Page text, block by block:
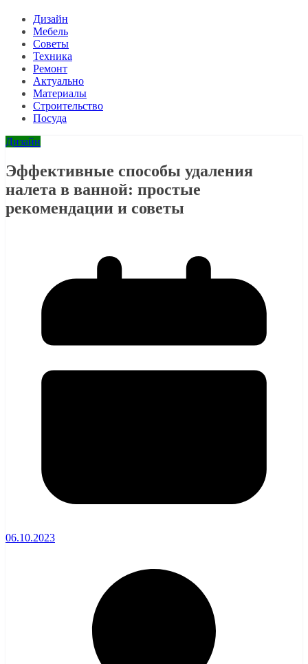
Дизайн
Мебель
Советы
Техника
Ремонт
Актуально
Материалы
Строительство
Посуда
Дизайн
Эффективные способы удаления
налета в ванной: простые
рекомендации и советы
06.10.2023